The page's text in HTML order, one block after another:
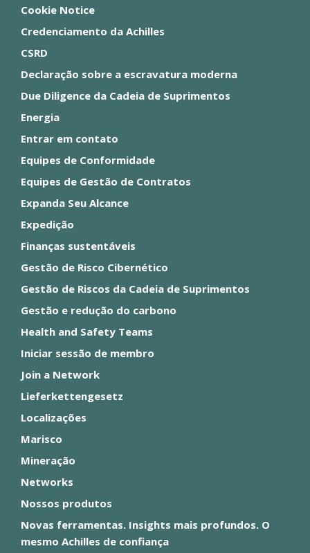
Cookie Notice
Credenciamento da Achilles
CSRD
Declaração sobre a escravatura moderna
Due Diligence da Cadeia de Suprimentos
Energia
Entrar em contato
Equipes de Conformidade
Equipes de Gestão de Contratos
Expanda Seu Alcance
Expedição
Finanças sustentáveis
Gestão de Risco Cibernético
Gestão de Riscos da Cadeia de Suprimentos
Gestão e redução do carbono
Health and Safety Teams
Iniciar sessão de membro
Join a Network
Lieferkettengesetz
Localizações
Marisco
Mineração
Networks
Nossos produtos
Novas ferramentas. Insights mais profundos. O
mesmo Achilles de confiança